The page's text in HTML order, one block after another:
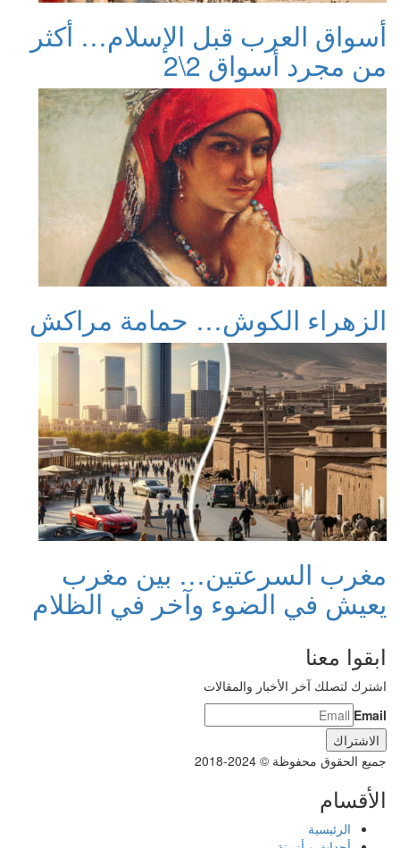
أسواق العرب قبل الإسلام… أكثر
من مجرد أسواق 2\2
الزهراء الكوش… حمامة مراكش
مغرب السرعتين… بين مغرب
يعيش في الضوء وآخر في الظلام
ابقوا معنا
اشترك لتصلك آخر الأخبار والمقالات
Email
جميع الحقوق محفوظة © 2024-2018
الأقسام
الرئيسية